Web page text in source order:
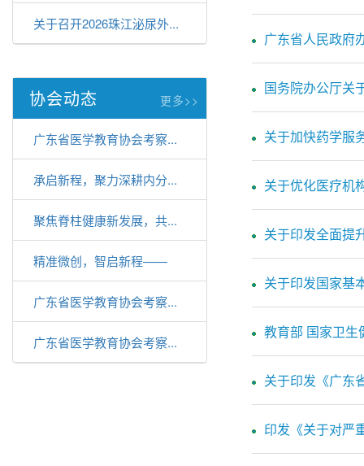
关于召开2026珠江泌尿外...
协会动态 更多>>
广东省医学教育协会考察...
承启新程，聚力深耕内分...
聚焦脊柱健康新发展，共...
精准微创，智启新程——
3D...
广东省医学教育协会考察...
广东省医学教育协会考察...
广东省人民政府
国务院办公厅关
关于加快药学服
关于优化医疗机
关于印发全面提
关于印发国家基
教育部 国家卫生
关于印发《广东
印发《关于对严